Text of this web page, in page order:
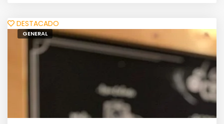
DESTACADO
GENERAL